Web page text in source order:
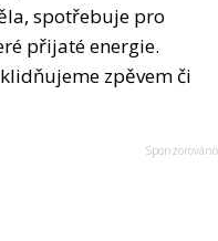
spotřebuje pro
přijaté energie.
zpěvem či